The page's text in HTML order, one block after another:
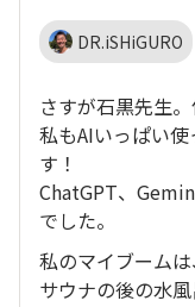
DR.iSHiGURO
さすが石黒先生
私もAIいっぱい
す！
ChatGPT、
でした。
私のマイブームは
サウナの後の水